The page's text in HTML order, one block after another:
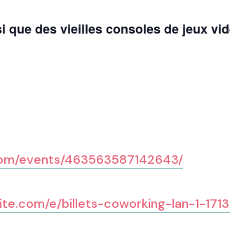
que des vieilles consoles de jeux
events/463563587142643/
e/billets-coworking-lan-1-